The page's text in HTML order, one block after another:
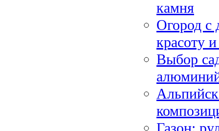
камня
Огород с
красоту
Выбор